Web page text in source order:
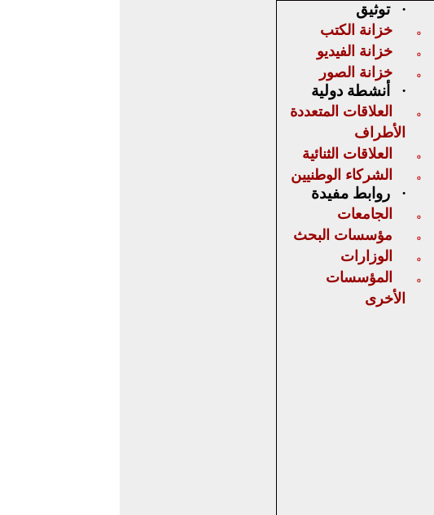
· توثيق
o خزانة الكتب
o خزانة الفيديو
o خزانة الصور
· أنشطة دولية
o
العلاقات المتعددة
الأطراف
o العلاقات الثنائية
o الشركاء الوطنيين
· روابط مفيدة
o الجامعات
o مؤسسات البحث
o الوزارات
o
المؤسسات
الأخرى